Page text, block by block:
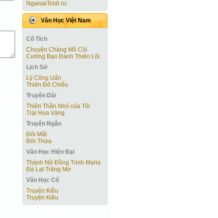
NgaisaiToidi nc
Văn Học Việt Nam
Cổ Tích
Chuyện Chàng Mồ Côi
Cường Bạo Ðánh Thiên Lôi
Lịch Sử
Lý Công Uẩn
Thiên Đô Chiếu
Truyện Dài
Thiên Thần Nhỏ của Tôi
Trại Hoa Vàng
Truyện Ngắn
Ðôi Mắt
Ðời Thừa
Văn Học Hiện Ðại
Thánh Nữ Đồng Trinh Maria
Đà Lạt Trăng Mờ
Văn Học Cổ
Truyện Kiều
Truyện Kiều